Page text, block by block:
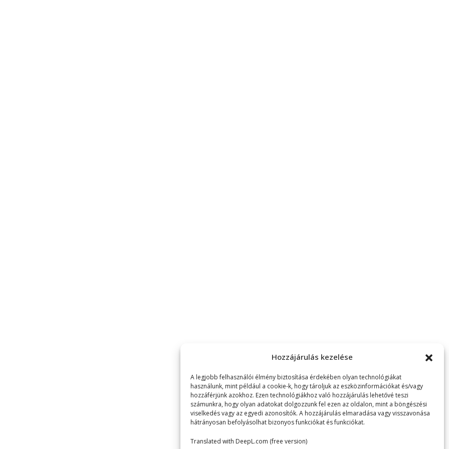
Hozzájárulás kezelése
A legjobb felhasználói élmény biztosítása érdekében olyan technológiákat
használunk, mint például a cookie-k, hogy tároljuk az eszközinformációkat és/vagy
hozzáférjünk azokhoz. Ezen technológiákhoz való hozzájárulás lehetővé teszi
számunkra, hogy olyan adatokat dolgozzunk fel ezen az oldalon, mint a böngészési
viselkedés vagy az egyedi azonosítók. A hozzájárulás elmaradása vagy visszavonása
hátrányosan befolyásolhat bizonyos funkciókat és funkciókat.
Translated with DeepL.com (free version)